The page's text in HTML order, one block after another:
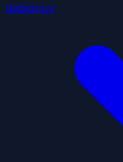
datagouv